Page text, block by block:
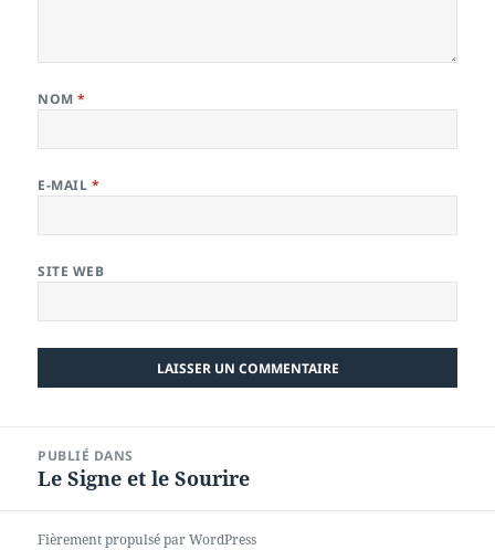
NOM*
E-MAIL *
SITE WEB
l’article
PUBLIÉ DANS
Le Signe et le Sourire
Fièrement propulsé par WordPress